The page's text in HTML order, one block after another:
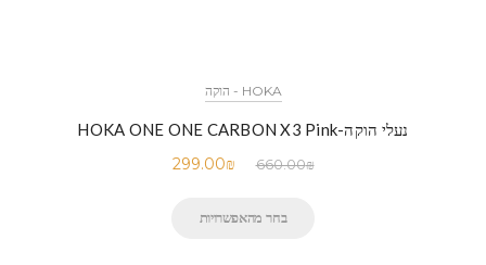
HOKA - הוקה
נעלי הוקה-HOKA ONE ONE CARBON X3 Pink
660.00₪
299.00₪
בחר מהאפשרויות